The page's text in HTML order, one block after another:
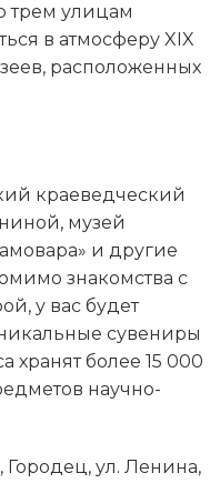
трем улицам
в атмосферу XIX
расположенных
краеведческий
музей
и другие
знакомства с
у вас будет
сувениры
хранят более 15 000
научно-
ул. Ленина,